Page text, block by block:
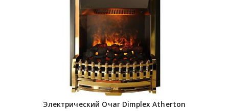
Электрический Очаг Dimplex Atherton